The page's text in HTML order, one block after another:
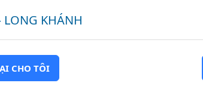
KHÁNH
CHO TÔI